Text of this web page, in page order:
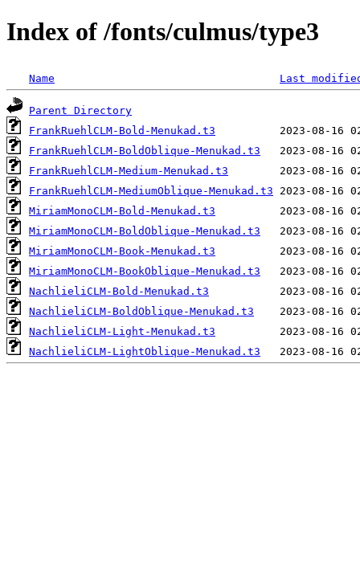
Index of /fonts/culmus/type3
Name Last
Parent Directory
FrankRuehlCLM-Bold-Menukad.t3
FrankRuehlCLM-BoldOblique-Menukad.t3
FrankRuehlCLM-Medium-Menukad.t3
FrankRuehlCLM-MediumOblique-Menukad.t3
MiriamMonoCLM-Bold-Menukad.t3
MiriamMonoCLM-BoldOblique-Menukad.t3
MiriamMonoCLM-Book-Menukad.t3
MiriamMonoCLM-BookOblique-Menukad.t3
NachlieliCLM-Bold-Menukad.t3
NachlieliCLM-BoldOblique-Menukad.t3
NachlieliCLM-Light-Menukad.t3
NachlieliCLM-LightOblique-Menukad.t3